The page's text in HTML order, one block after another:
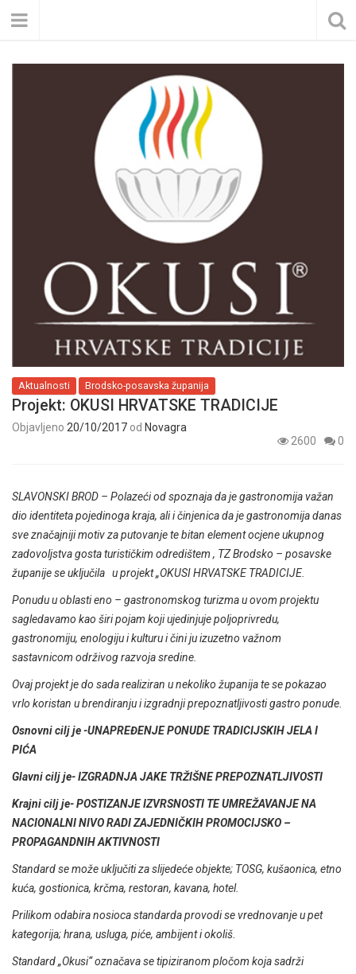
Aktualnosti Brodsko-posavska županija
Projekt: OKUSI HRVATSKE TRADICIJE
Objavljeno 20/10/2017 od Novagra
2600
0
SLAVONSKI BROD – Polazeći od spoznaja da je gastronomija važan
dio identiteta pojedinoga kraja, ali i činjenica da je gastronomija danas
sve značajniji motiv za putovanje te bitan element ocjene ukupnog
zadovoljstva gosta turističkim odredištem , TZ Brodsko – posavske
županije se uključila u projekt „OKUSI HRVATSKE TRADICIJE.
Ponudu u oblasti eno – gastronomskog turizma u ovom projektu
sagledavamo kao širi pojam koji ujedinjuje poljoprivredu,
gastronomiju, enologiju i kulturu i čini ju izuzetno važnom
sastavnicom održivog razvoja sredine.
Ovaj projekt je do sada realiziran u nekoliko županija te se pokazao
vrlo koristan u brendiranju i izgradnji prepoznatljivosti gastro ponude.
Osnovni cilj je -UNAPREĐENJE PONUDE TRADICIJSKIH JELA I
PIĆA
Glavni cilj je- IZGRADNJA JAKE TRŽIŠNE PREPOZNATLJIVOSTI
Krajni cilj je- POSTIZANJE IZVRSNOSTI TE UMREŽAVANJE NA
NACIONALNI NIVO RADI ZAJEDNIČKIH PROMOCIJSKO –
PROPAGANDNIH AKTIVNOSTI
Standard se može uključiti za slijedeće objekte; TOSG, kušaonica, etno
kuća, gostionica, krčma, restoran, kavana, hotel.
Prilikom odabira nosioca standarda provodi se vrednovanje u pet
kategorija; hrana, usluga, piće, ambijent i okoliš.
Standard „Okusi“ označava se tipiziranom pločom koja sadrži